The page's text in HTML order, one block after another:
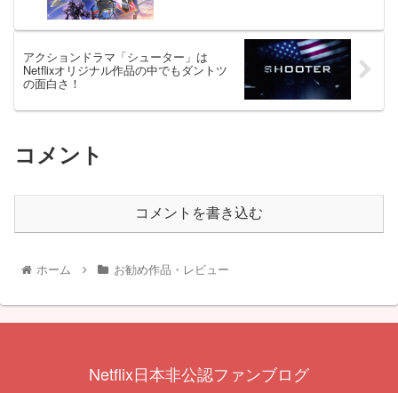
アクションドラマ「シューター」は
Netflixオリジナル作品の中でもダントツ
の面白さ！
コメント
コメントを書き込む
ホーム お勧め作品・レビュー
Netflix日本非公認ファンブログ